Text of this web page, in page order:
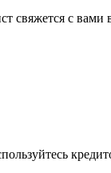
свяжется с вами